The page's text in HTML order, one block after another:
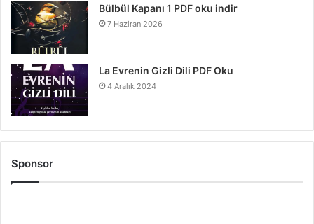
Bülbül Kapanı 1 PDF oku indir
7 Haziran 2026
La Evrenin Gizli Dili PDF Oku
4 Aralık 2024
Sponsor